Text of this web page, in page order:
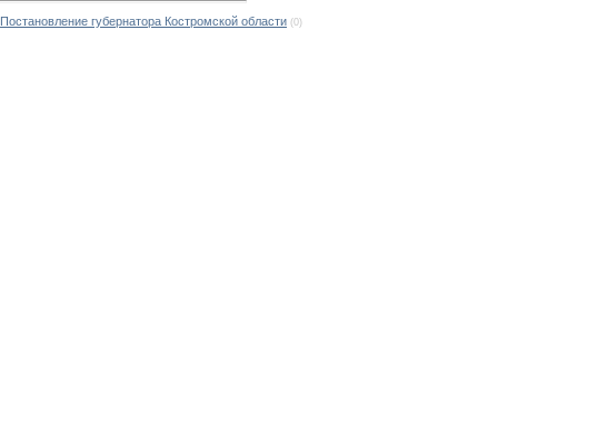
Постановление губернатора Костромской области (0)